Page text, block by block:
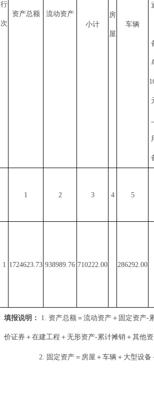
行
次
资产总额 流动资产
小计
房
屋
车辆
1 2 3 4 5
1 1724623.73 938989.76 710222.00 286292.00
填报说明： 1. 资产总额＝流动资产＋固定资产-
价证券＋在建工程＋无形资产-累计摊销＋其他
2. 固定资产＝房屋＋车辆＋大型设